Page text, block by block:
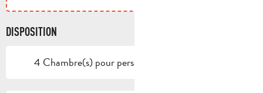
DISPOSITION
4 Chambre(s) pour personne à mobilité réduite